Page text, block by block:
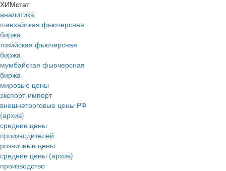
ХИМстат
аналитика
шанхайская фьючерсная
биржа
токийская фьючерсная
биржа
мумбайская фьючерсная
биржа
мировые цены
экспорт-импорт
внешнеторговые цены РФ
(архив)
средние цены
производителей
розничные цены
средние цены (архив)
производство